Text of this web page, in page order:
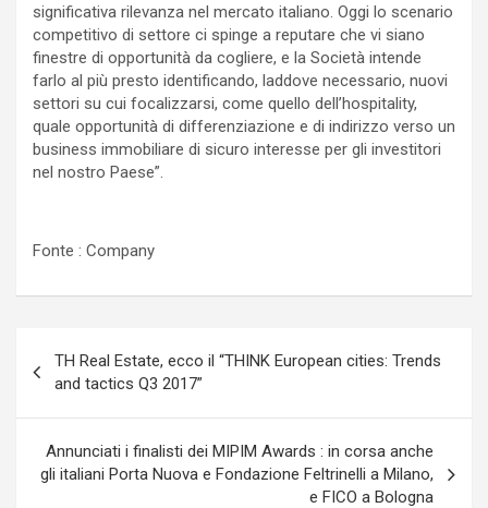
significativa rilevanza nel mercato italiano. Oggi lo scenario
competitivo di settore ci spinge a reputare che vi siano
finestre di opportunità da cogliere, e la Società intende
farlo al più presto identificando, laddove necessario, nuovi
settori su cui focalizzarsi, come quello dell’hospitality,
quale opportunità di differenziazione e di indirizzo verso un
business immobiliare di sicuro interesse per gli investitori
nel nostro Paese”.
Fonte : Company
articoli
TH Real Estate, ecco il “THINK European cities: Trends
and tactics Q3 2017”
Annunciati i finalisti dei MIPIM Awards : in corsa anche
gli italiani Porta Nuova e Fondazione Feltrinelli a Milano,
e FICO a Bologna